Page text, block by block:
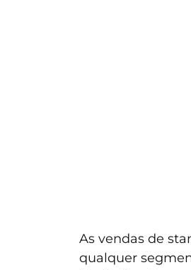
As vendas de
qualquer